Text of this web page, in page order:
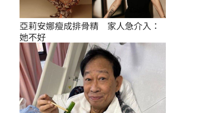
亞莉安娜瘦成排骨精　家人急介入：
她不好